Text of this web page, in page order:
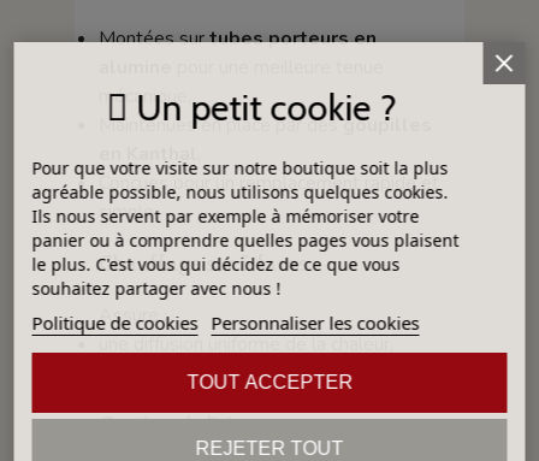
Montées surtubes porteurs en
mécanique,
Maintenues en place par desgoupilles
en Kanthal
Conçues pour un remplacement rapide et
simple.
Chauffage sur 5 faces
Assure :
une diffusion uniforme de la chaleur,
des cuissons régulières et homogènes.
Gestion de l’air
Un petit cookie ?
Pour que votre visite sur notre boutique soit la plus
agréable possible, nous utilisons quelques cookies.
Ils nous servent par exemple à mémoriser votre
panier ou à comprendre quelles pages vous plaisent
le plus. C'est vous qui décidez de ce que vous
souhaitez partager avec nous !
Politique de cookies Personnaliser les cookies
REJETER TOUT
TOUT ACCEPTER